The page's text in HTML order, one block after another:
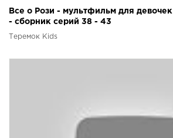
Все о Рози - мультфильм для
- сборник серий 38 - 43
Теремок Kids